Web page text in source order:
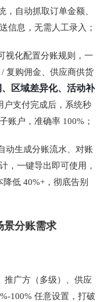
，自动抓取订单金额、
信息，无需人工录入；
视化配置分账规则，一
复购佣金、供应商供货
、区域差异化、活动补
户支付完成后，系统秒
账户，准确率 100%；
动生成分账流水、对账
，一键导出即可使用，
低 40%+，彻底告别
景分账需求
推广方（多级）、供应
100% 任意设置，打破